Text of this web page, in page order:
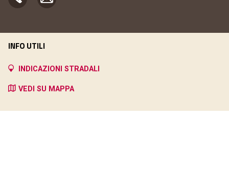
INFO UTILI
INDICAZIONI STRADALI
VEDI SU MAPPA